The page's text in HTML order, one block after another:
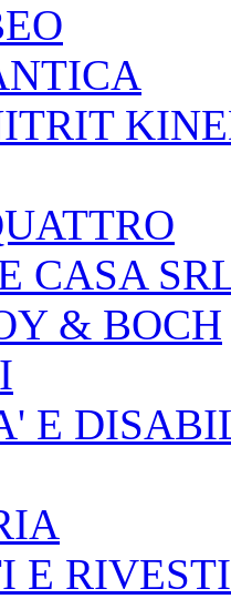
CASA
& BOCH
E
E